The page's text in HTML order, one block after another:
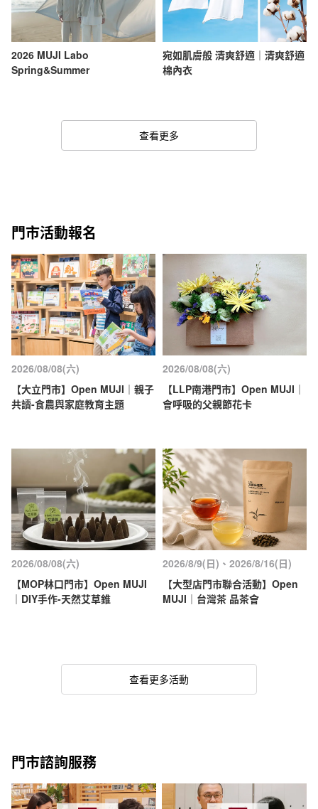
2026 MUJI Labo
Spring&Summer
宛如肌膚般 清爽舒適｜清爽舒適
棉內衣
查看更多
門市活動報名
2026/08/08(六)
【大立門市】Open MUJI｜親子
共讀-食農與家庭教育主題
2026/08/08(六)
【LLP南港門市】Open MUJI｜
會呼吸的父親節花卡
2026/08/08(六)
【MOP林口門市】Open MUJI
｜DIY手作-天然艾草錐
2026/8/9(日)、2026/8/16(日)
【大型店門市聯合活動】Open
MUJI｜台灣茶 品茶會
查看更多活動
門市諮詢服務